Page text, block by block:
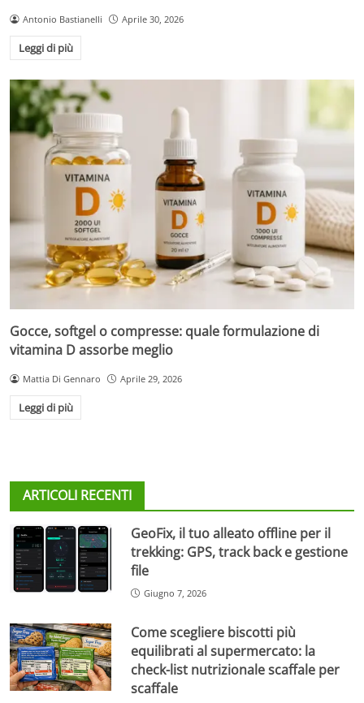
Antonio Bastianelli Aprile 30, 2026
Leggi di più
Gocce, softgel o compresse: quale formulazione di
vitamina D assorbe meglio
Mattia Di Gennaro Aprile 29, 2026
Leggi di più
ARTICOLI RECENTI
GeoFix, il tuo alleato offline per il
trekking: GPS, track back e gestione
file
Giugno 7, 2026
Come scegliere biscotti più
equilibrati al supermercato: la
check-list nutrizionale scaffale per
scaffale